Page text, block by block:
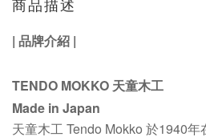
商品描述
| 品牌介紹 |
TENDO MOKKO 天童木工
Made in Japan
天童木工 Tendo Mokko 於1940